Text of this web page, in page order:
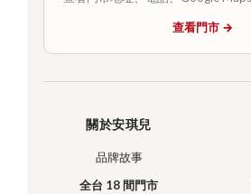
查看門市 →
關於安琪兒
品牌故事
全台 18 間門市